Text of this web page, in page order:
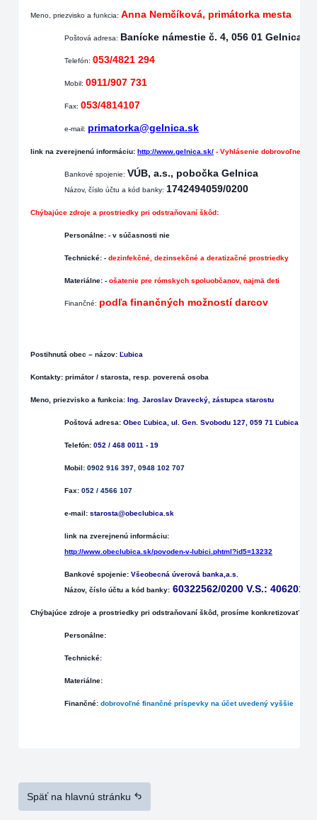
Meno, priezvisko a funkcia: Anna Nemčíková, primátorka mesta
Poštová adresa: Banícke námestie č. 4, 056 01 Gelnica
Telefón: 053/4821 294
Mobil: 0911/907 731
Fax: 053/4814107
e-mail: primatorka@gelnica.sk
link na zverejnenú informáciu: http://www.gelnica.sk/ - Vyhlásenie dobrovoľnej
Bankové spojenie: VÚB, a.s., pobočka Gelnica
Názov, číslo účtu a kód banky: 1742494059/0200
Chýbajúce zdroje a prostriedky pri odstraňovaní škôd:
Personálne: - v súčasnosti nie
Technické: - dezinfekčné, dezinsekčné a deratizačné prostriedky
Materiálne: - ošatenie pre rómskych spoluobčanov, najmä deti
Finančné: podľa finančných možností darcov
Postihnutá obec – názov: Ľubica
Kontakty: primátor / starosta, resp. poverená osoba
Meno, priezvisko a funkcia: Ing. Jaroslav Dravecký, zástupca starostu
Poštová adresa: Obec Ľubica, ul. Gen. Svobodu 127, 059 71 Ľubica
Telefón: 052 / 468 0011 - 19
Mobil: 0902 916 397, 0948 102 707
Fax: 052 / 4566 107
e-mail: starosta@obeclubica.sk
link na zverejnenú informáciu:
http://www.obeclubica.sk/povoden-v-lubici.phtml?id5=13232
Bankové spojenie: Všeobecná úverová banka,a.s.
Názov, číslo účtu a kód banky: 60322562/0200 V.S.: 4062010
Chýbajúce zdroje a prostriedky pri odstraňovaní škôd, prosíme konkretizovať:
Personálne:
Technické:
Materiálne:
Finančné: dobrovoľné finančné príspevky na účet uvedený vyššie
Späť na hlavnú stránku